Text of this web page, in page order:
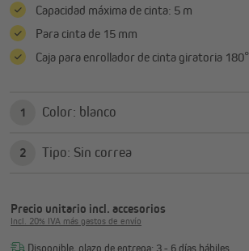
Capacidad máxima de cinta: 5 m
Para cinta de 15 mm
Caja para enrollador de cinta giratoria 180°
1 Color: blanco
2 Tipo: Sin correa
Precio unitario incl. accesorios
Incl. 20% IVA más gastos de envío
Disponible, plazo de entrega: 3 - 6 días hábiles